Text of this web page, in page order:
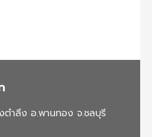
ำลึง อ.พานทอง จ.ชลบุรี